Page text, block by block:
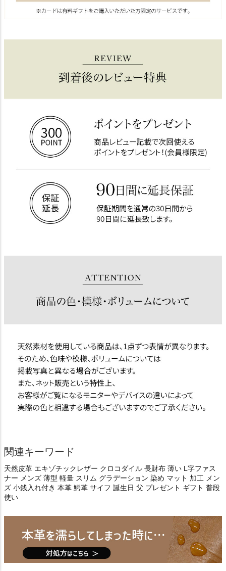
関連キーワード
天然皮革 エキゾチックレザー クロコダイル 長財布 薄い L字ファス
ナー メンズ 薄型 軽量 スリム グラデーション 染め マット 加工 メン
ズ 小銭入れ付き 本革 鰐革 サイフ 誕生日 父 プレゼント ギフト 普段
使い